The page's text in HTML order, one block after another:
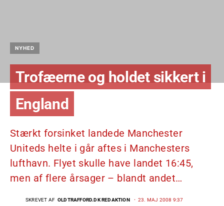
NYHED
Trofæerne og holdet sikkert i
England
Stærkt forsinket landede Manchester
Uniteds helte i går aftes i Manchesters
lufthavn. Flyet skulle have landet 16:45,
men af flere årsager – blandt andet…
SKREVET AF OLDTRAFFORD.DK REDAKTION 23. MAJ 2008 9:37